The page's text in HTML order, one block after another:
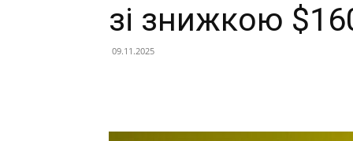
зі знижкою
09.11.2025